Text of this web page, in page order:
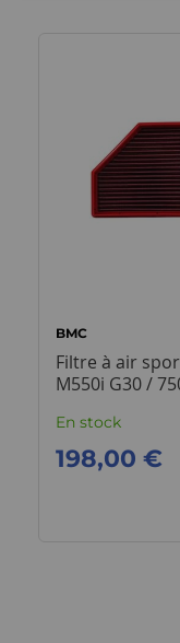
BMC
Filtre à air
M550i G30 /
En stock
198,00 €